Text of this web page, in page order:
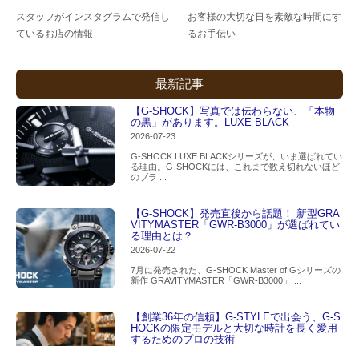
スタッフがインスタグラムで発信し
ているお店の情報
お客様の大切な日を素敵な時間にす
るお手伝い
最新記事
【G-SHOCK】写真では伝わらない、「本物
の黒」があります。LUXE BLACK
2026-07-23
G-SHOCK LUXE BLACKシリーズが、いま選ばれてい
る理由。G-SHOCKには、これまで数え切れないほど
のブラ ...
【G-SHOCK】発売直後から話題！ 新型GRA
VITYMASTER「GWR-B3000」が選ばれてい
る理由とは？
2026-07-22
7月に発売された、G-SHOCK Master of Gシリーズの
新作 GRAVITYMASTER「GWR-B3000」 ...
【創業36年の信頼】G-STYLEで出会う、G-S
HOCKの限定モデルと大切な時計を長く愛用
するためのプロの技術